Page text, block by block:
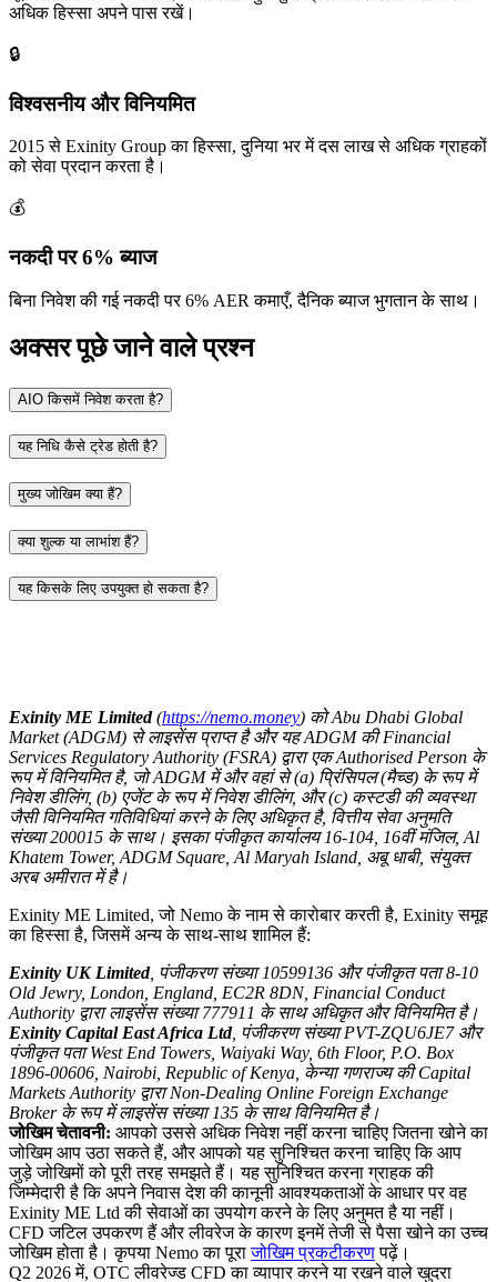
अधिक हिस्सा अपने पास रखें।
🔒
विश्वसनीय और विनियमित
2015 से Exinity Group का हिस्सा, दुनिया भर में दस लाख से अधिक ग्राहकों
को सेवा प्रदान करता है।
💰
नकदी पर 6% ब्याज
बिना निवेश की गई नकदी पर 6% AER कमाएँ, दैनिक ब्याज भुगतान के साथ।
अक्सर पूछे जाने वाले प्रश्न
AIO किसमें निवेश करता है?
यह निधि कैसे ट्रेड होती है?
मुख्य जोखिम क्या हैं?
क्या शुल्क या लाभांश हैं?
यह किसके लिए उपयुक्त हो सकता है?
Exinity ME Limited(https://nemo.money) को Abu Dhabi Global
Market (ADGM) से लाइसेंस प्राप्त है और यह ADGM की Financial
Services Regulatory Authority (FSRA) द्वारा एक Authorised Person के
रूप में विनियमित है, जो ADGM में और वहां से (a) प्रिंसिपल (मैच्ड) के रूप में
निवेश डीलिंग, (b) एजेंट के रूप में निवेश डीलिंग, और (c) कस्टडी की व्यवस्था
जैसी विनियमित गतिविधियां करने के लिए अधिकृत है, वित्तीय सेवा अनुमति
संख्या 200015 के साथ। इसका पंजीकृत कार्यालय 16-104, 16वीं मंजिल, Al
Khatem Tower, ADGM Square, Al Maryah Island, अबू धाबी, संयुक्त
अरब अमीरात में है।
Exinity ME Limited, जो Nemo के नाम से कारोबार करती है, Exinity समूह
का हिस्सा है, जिसमें अन्य के साथ-साथ शामिल हैं:
Exinity UK Limited, पंजीकरण संख्या 10599136 और पंजीकृत पता 8-10
Old Jewry, London, England, EC2R 8DN, Financial Conduct
Authority द्वारा लाइसेंस संख्या 777911 के साथ अधिकृत और विनियमित है।
Exinity Capital East Africa Ltd, पंजीकरण संख्या PVT-ZQU6JE7 और
पंजीकृत पता West End Towers, Waiyaki Way, 6th Floor, P.O. Box
1896-00606, Nairobi, Republic of Kenya, केन्या गणराज्य की Capital
Markets Authority द्वारा Non-Dealing Online Foreign Exchange
Broker के रूप में लाइसेंस संख्या 135 के साथ विनियमित है।
जोखिम चेतावनी: आपको उससे अधिक निवेश नहीं करना चाहिए जितना खोने का
जोखिम आप उठा सकते हैं, और आपको यह सुनिश्चित करना चाहिए कि आप
जुड़े जोखिमों को पूरी तरह समझते हैं। यह सुनिश्चित करना ग्राहक की
जिम्मेदारी है कि अपने निवास देश की कानूनी आवश्यकताओं के आधार पर वह
Exinity ME Ltd की सेवाओं का उपयोग करने के लिए अनुमत है या नहीं।
CFD जटिल उपकरण हैं और लीवरेज के कारण इनमें तेजी से पैसा खोने का उच्च
जोखिम होता है। कृपया Nemo का पूराजोखिम प्रकटीकरणपढ़ें।
Q2 2026 में, OTC लीवरेज्ड CFD का व्यापार करने या रखने वाले खुदरा